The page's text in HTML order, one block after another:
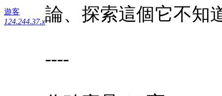
遊客
124.244.37.x論、探索這個它不知
----